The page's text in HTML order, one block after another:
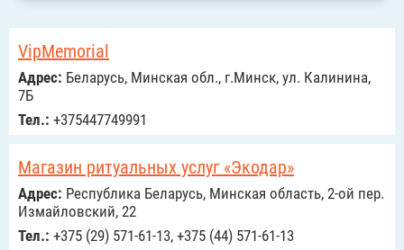
VipMemorial
Адрес: Беларусь, Минская обл., г.Минск, ул. Калинина,
7Б
Тел.: +375447749991
Магазин ритуальных услуг «Экодар»
Адрес: Республика Беларусь, Минская область, 2-ой пер.
Измайловский, 22
Тел.: +375 (29) 571-61-13, +375 (44) 571-61-13